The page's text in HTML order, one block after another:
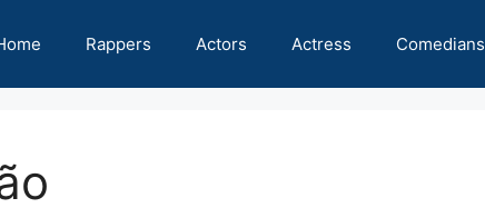
Rappers Actors Actress Comedians